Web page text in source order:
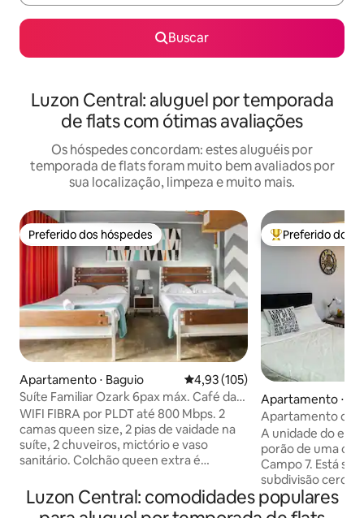
Buscar
Luzon Central: aluguel por temporada
de flats com ótimas avaliações
Os hóspedes concordam: estes aluguéis por
temporada de flats foram muito bem avaliados por
sua localização, limpeza e muito mais.
Preferido dos hóspedes
Preferido dos hóspedes
Apartamento ⋅ Baguio 4,93 de uma avaliação média de
4,93 (105)
Suíte Familiar Ozark 6pax máx. Café da
manhã incluso.
WIFI FIBRA por PLDT até 800 Mbps. 2
camas queen size, 2 pias de vaidade na
suíte, 2 chuveiros, mictório e vaso
sanitário. Colchão queen extra é
extras: Micro-ondas, Smart TV, Sofá de
dois lugares. TV INTELIGENTE e Wi-Fi. O
Entre os
Preferido dos
Apartamento ⋅
Apartamento de
Estacionamento
A unidade do
porão de uma
Campo 7. Está
subdivisão
10-15 minutos
cidade. Ideal para
Luzon Central: comodidades populares